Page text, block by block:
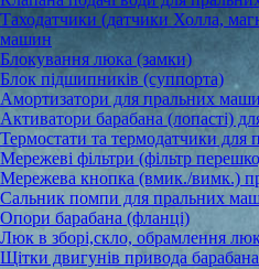
Таходатчики (датчики Холла,
машин
Блокування люка (замки)
Блок підшипників (суппорта)
Амортизатори для пральних
Активатори барабана (лопасті)
Термостати та термодатчики
Мережеві фільтри (фільтр
Мережева кнопка (вмик./вимк.)
Сальник помпи для пральних
Опори барабана (фланці)
Люк в зборі,скло, обрамлення
Щітки двигунів привода